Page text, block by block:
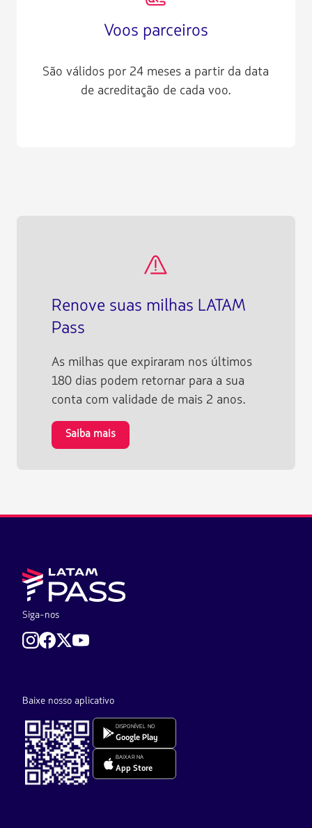
Voos parceiros
São válidos por 24 meses a partir da data
de acreditação de cada voo.
SEC045
Renove suas milhas LATAM
Pass
As milhas que expiraram nos últimos
180 dias podem retornar para a sua
conta com validade de mais 2 anos.
Saiba mais
Siga-nos
Baixe nosso aplicativo
DISPONÍVEL NO
Google Play
BAIXAR NA
App Store